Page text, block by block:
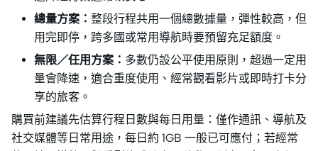
總量方案： 整段行程共用一個總數據量，彈性較高，但
用完即停，跨多國或常用導航時要預留充足額度。
無限／任用方案： 多數仍設公平使用原則，超過一定用
量會降速，適合重度使用、經常觀看影片或即時打卡分
享的旅客。
購買前建議先估算行程日數與每日用量：僅作通訊、導航及
社交媒體等日常用途，每日約 1GB 一般已可應付；若經常